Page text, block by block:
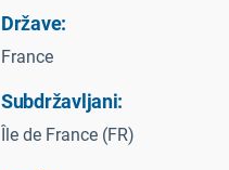
Države:
France
Subdržavljani:
Île de France (FR)